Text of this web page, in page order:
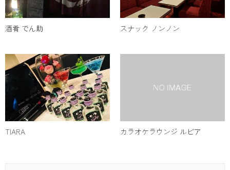
酒肴 でん助 スナック ノンノン
TIARA カラオケラウンジ ルビア